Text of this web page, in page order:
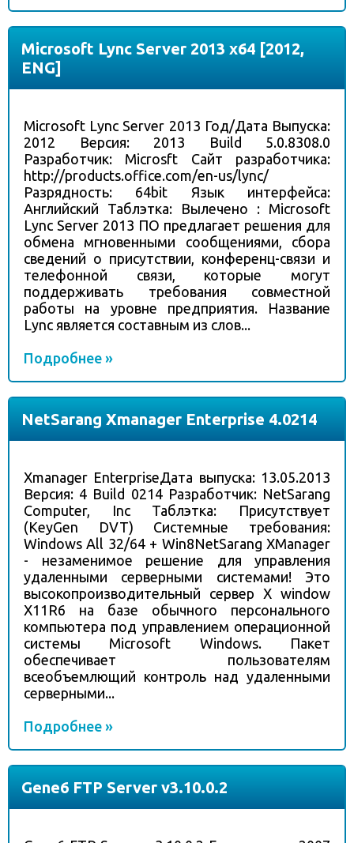
Microsoft Lync Server 2013 x64 [2012,
ENG]
Microsoft Lync Server 2013 Год/Дата Выпуска:
2012 Версия: 2013 Build 5.0.8308.0
Разработчик: Microsft Сайт разработчика:
http://products.office.com/en-us/lync/
Разрядность: 64bit Язык интерфейса:
Английский Таблэтка: Вылечено : Microsoft
Lync Server 2013 ПО предлагает решения для
обмена мгновенными сообщениями, сбора
сведений о присутствии, конференц-связи и
телефонной связи, которые могут
поддерживать требования совместной
работы на уровне предприятия. Название
Lync является составным из слов...
Подробнее »
NetSarang Xmanager Enterprise 4.0214
Xmanager EnterpriseДата выпуска: 13.05.2013
Версия: 4 Build 0214 Разработчик: NetSarang
Computer, Inc Таблэтка: Присутствует
(KeyGen DVT) Системные требования:
Windows All 32/64 + Win8NetSarang XManager
- незаменимое решение для управления
удаленными серверными системами! Это
высокопроизводительный сервер X window
X11R6 на базе обычного персонального
компьютера под управлением операционной
системы Microsoft Windows. Пакет
обеспечивает пользователям
всеобъемлющий контроль над удаленными
серверными...
Подробнее »
Gene6 FTP Server v3.10.0.2